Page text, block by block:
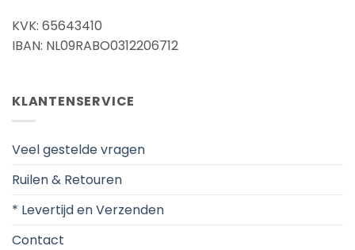
KVK: 65643410
IBAN: NL09RABO0312206712
KLANTENSERVICE
Veel gestelde vragen
Ruilen & Retouren
* Levertijd en Verzenden
Contact